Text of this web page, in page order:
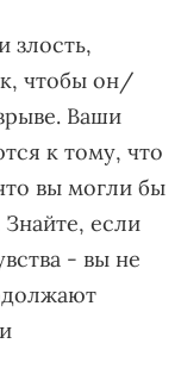
злость,
чтобы он/
Ваши
к тому, что
вы могли бы
Знайте, если
- вы не